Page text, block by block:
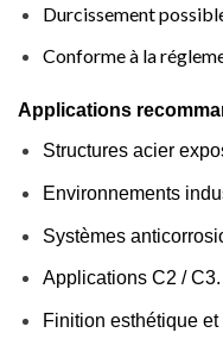
Durcissement
Conforme à la
Applications
Structures acier
Environnements
Systèmes
Applications C2 / C3.
Finition esthétique